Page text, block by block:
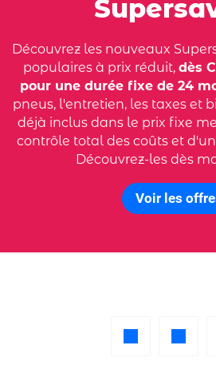
Découvrez les nouveaux
populaires à prix réduit, dès
pour une durée fixe de 24
pneus, l'entretien, les taxes et
déjà inclus dans le prix fixe
contrôle total des coûts et
Découvrez-les dès
Voir les